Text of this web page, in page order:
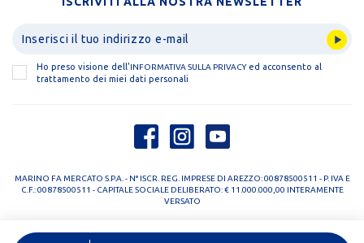
Ho preso visione dell'INFORMATIVA SULLA PRIVACYed acconsento al
trattamento dei miei dati personali
MARINO FA MERCATO S.P.A. - N° ISCR. REG. IMPRESE DI AREZZO: 00878500511 - P. IVA E
C.F.: 00878500511 - CAPITALE SOCIALE DELIBERATO: € 11.000.000,00 INTERAMENTE
VERSATO